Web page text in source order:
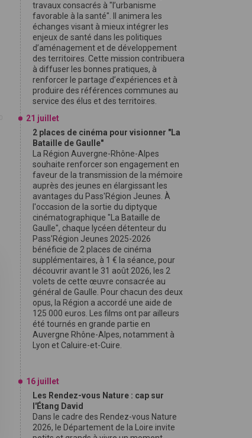
travaux consacrés à "l’urbanisme
favorable à la santé". Il animera les
échanges visant à mieux intégrer les
enjeux de santé dans les politiques
d’aménagement et de développement
des territoires. Cette mission contribuera
à diffuser les bonnes pratiques, à
renforcer le partage d’expériences et à
produire des références communes au
service des élus et des territoires.
21 juillet
2 places de cinéma pour visionner "La
Bataille de Gaulle"
La Région Auvergne-Rhône-Alpes
souhaite renforcer son engagement en
faveur de la transmission de la mémoire
auprès des jeunes en élargissant les
avantages du Pass'Région Jeunes. À
l'occasion de la sortie du diptyque
cinématographique "La Bataille de
Gaulle", chaque lycéen détenteur du
Pass'Région Jeunes 2025-2026
bénéficie de 2 places de cinéma
supplémentaires, à 1 € la séance, pour
découvrir avant le 31 août 2026, les 2
volets de cette œuvre consacrée au
général de Gaulle. Pour chacun des deux
opus, la Région a accordé une aide de
125 000 euros. Les films ont par ailleurs
été tournés en grande partie en
Auvergne Rhône-Alpes, notamment à
Lyon et Caluire-et-Cuire.
16 juillet
Les Rendez-vous Nature : cap sur
l'Étang David
Dans le cadre des Rendez-vous Nature
2026, le Département de la Loire invite